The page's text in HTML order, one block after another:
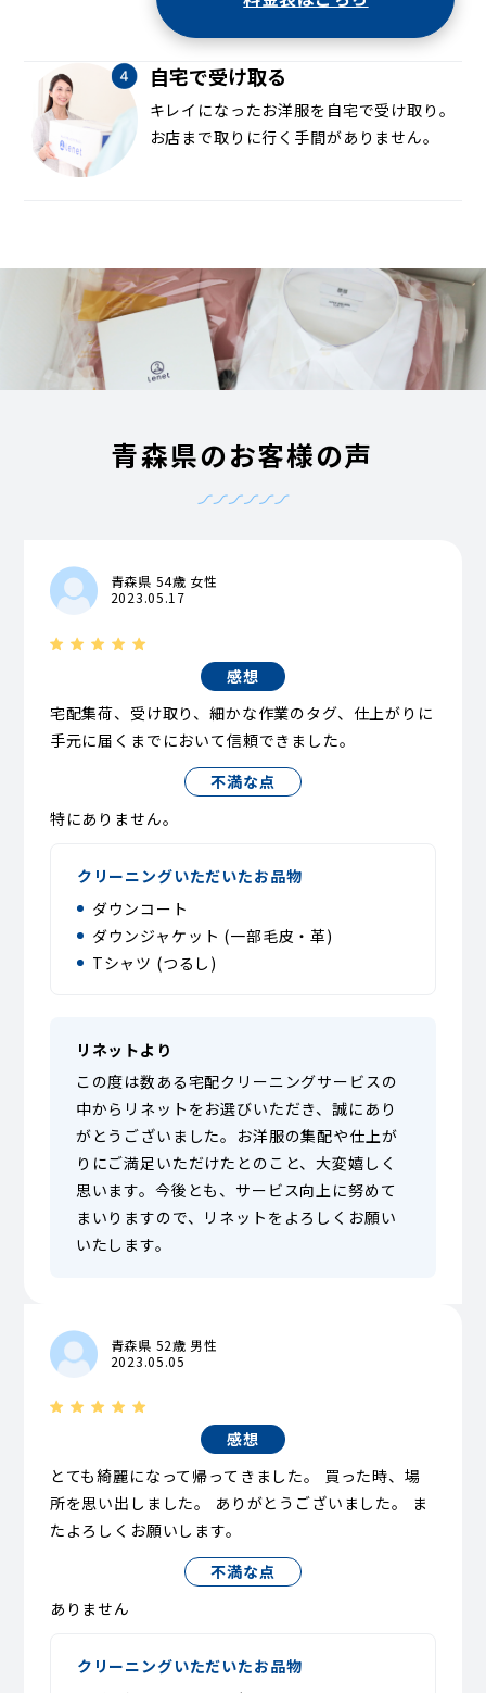
自宅で受け取る
キレイになったお洋服を自宅で受け取り。
お店まで取りに行く手間がありません。
青森県のお客様の声
青森県 54歳 女性
2023.05.17
感想
宅配集荷、受け取り、細かな作業のタグ、仕上がりに
手元に届くまでにおいて信頼できました。
不満な点
特にありません。
クリーニングいただいたお品物
ダウンコート
ダウンジャケット (一部毛皮・革)
Tシャツ (つるし)
リネットより
この度は数ある宅配クリーニングサービスの
中からリネットをお選びいただき、誠にあり
がとうございました。お洋服の集配や仕上が
りにご満足いただけたとのこと、大変嬉しく
思います。今後とも、サービス向上に努めて
まいりますので、リネットをよろしくお願い
いたします。
青森県 52歳 男性
2023.05.05
感想
とても綺麗になって帰ってきました。 買った時、場
所を思い出しました。 ありがとうございました。 ま
たよろしくお願いします。
不満な点
ありません
クリーニングいただいたお品物